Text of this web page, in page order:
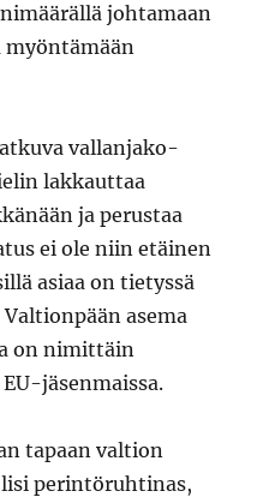
johtamaan
myöntämään
vallanjako-
lakkauttaa
ja perustaa
ei ole niin etäinen
asiaa on tietyssä
Valtionpään asema
on nimittäin
jäsenmaissa.
tapaan valtion
perintöruhtinas,